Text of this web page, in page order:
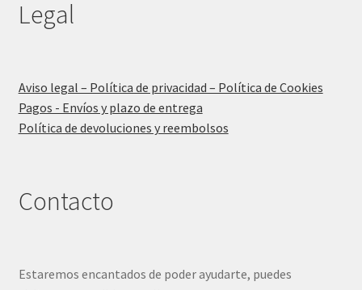
Legal
Aviso legal – Política de privacidad – Política de Cookies
Pagos - Envíos y plazo de entrega
Política de devoluciones y reembolsos
Contacto
Estaremos encantados de poder ayudarte, puedes